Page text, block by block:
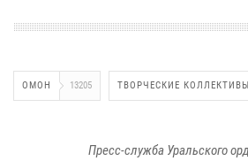
ОМОН 13205 ТВОРЧЕСКИЕ КОЛЛЕКТИВЫ
Пресс-служба Уральского